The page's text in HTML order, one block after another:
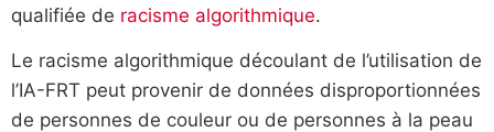
qualifiée de racisme algorithmique.
Le racisme algorithmique découlant de l’utilisation de
l’IA-FRT peut provenir de données disproportionnées
de personnes de couleur ou de personnes à la peau